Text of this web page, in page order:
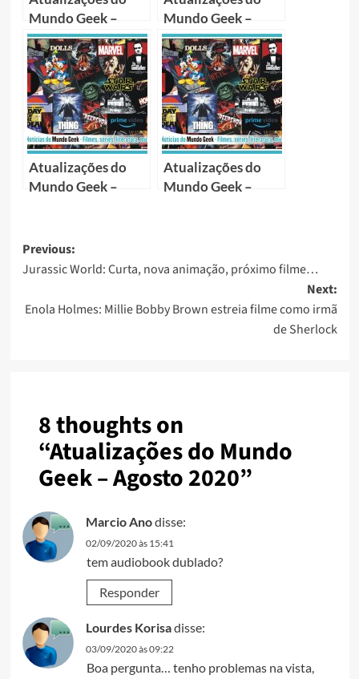
Mundo Geek –
Junho 2020
Mundo Geek –
Outubro 2020
Atualizações do
Mundo Geek –
Atualizações do
Mundo Geek –
Previous:
Jurassic World: Curta, nova animação, próximo filme…
Next:
Enola Holmes: Millie Bobby Brown estreia filme como irmã
de Sherlock
8 thoughts on
“Atualizações do Mundo
Geek – Agosto 2020”
Marcio Anodisse:
02/09/2020 às 15:41
tem audiobook dublado?
Responder
Lourdes Korisadisse:
03/09/2020 às 09:22
Boa pergunta… tenho problemas na vista,